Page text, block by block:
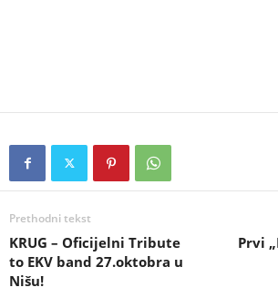
Prethodni tekst
KRUG – Oficijelni Tribute
to EKV band 27.oktobra u
Nišu!
Prvi